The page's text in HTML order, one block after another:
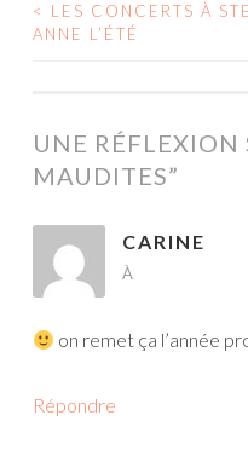
NAVIGATION
ARTICLES
<
LES CONCERTS À
ANNE L’ÉTÉ
UNE RÉFLEXION
MAUDITES”
CARINE
À
on remet ça l’année
Répondre